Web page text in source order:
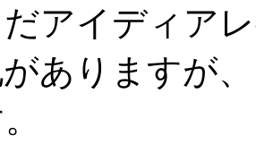
アイディア
ありますが